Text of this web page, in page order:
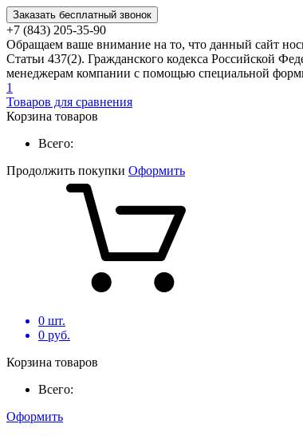
Заказать бесплатный звонок
+7 (843) 205-35-90
Обращаем ваше внимание на то, что данный сайт
Статьи 437(2). Гражданского кодекса Российской
менеджерам компании с помощью специальной
1
Товаров для сравнения
Корзина товаров
Всего:
Продолжить покупки Оформить
0 шт.
0 руб.
Корзина товаров
Всего:
Оформить